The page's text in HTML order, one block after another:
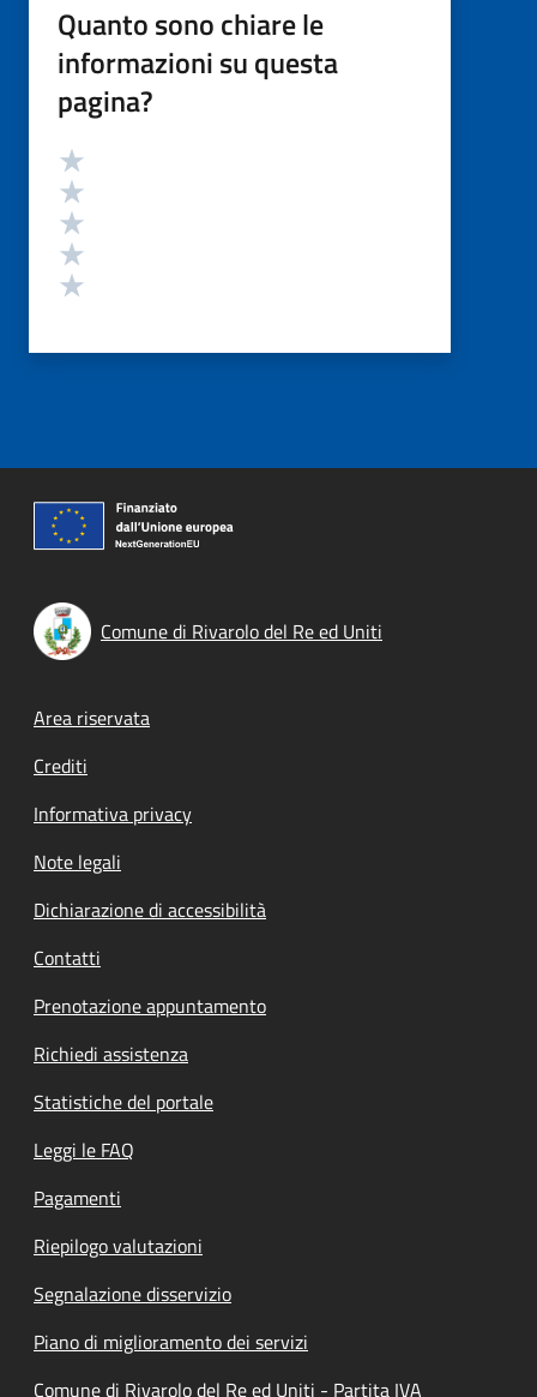
Quanto sono chiare le
informazioni su questa
pagina?
Valutazione
Comune di Rivarolo del Re ed Uniti
Footer menu
Area riservata
Crediti
Informativa privacy
Note legali
Dichiarazione di accessibilità
Contatti
Prenotazione appuntamento
Richiedi assistenza
Statistiche del portale
Leggi le FAQ
Pagamenti
Riepilogo valutazioni
Segnalazione disservizio
Piano di miglioramento dei servizi
Comune di Rivarolo del Re ed Uniti - Partita IVA